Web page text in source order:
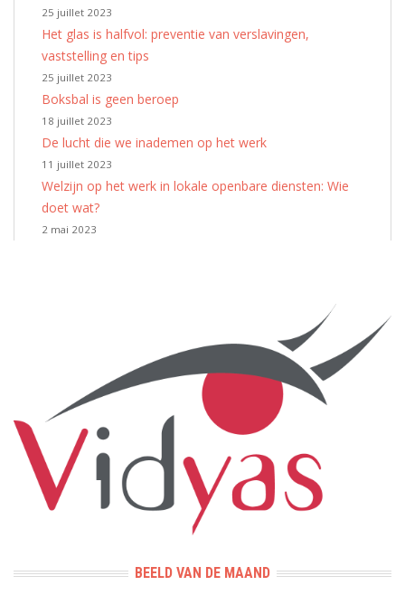
25 juillet 2023
Het glas is halfvol: preventie van verslavingen,
vaststelling en tips
25 juillet 2023
Boksbal is geen beroep
18 juillet 2023
De lucht die we inademen op het werk
11 juillet 2023
Welzijn op het werk in lokale openbare diensten: Wie
doet wat?
2 mai 2023
BEELD VAN DE MAAND